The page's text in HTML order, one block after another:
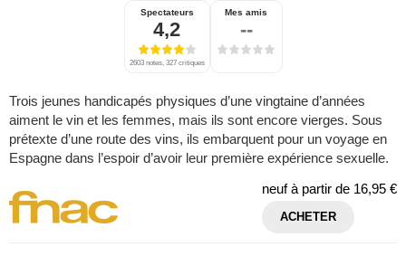
Spectateurs
4,2
2603 notes, 327 critiques
Mes amis
--
Trois jeunes handicapés physiques d’une vingtaine d’années
aiment le vin et les femmes, mais ils sont encore vierges. Sous
prétexte d’une route des vins, ils embarquent pour un voyage en
Espagne dans l’espoir d’avoir leur première expérience sexuelle.
neuf à partir de 16,95 €
ACHETER